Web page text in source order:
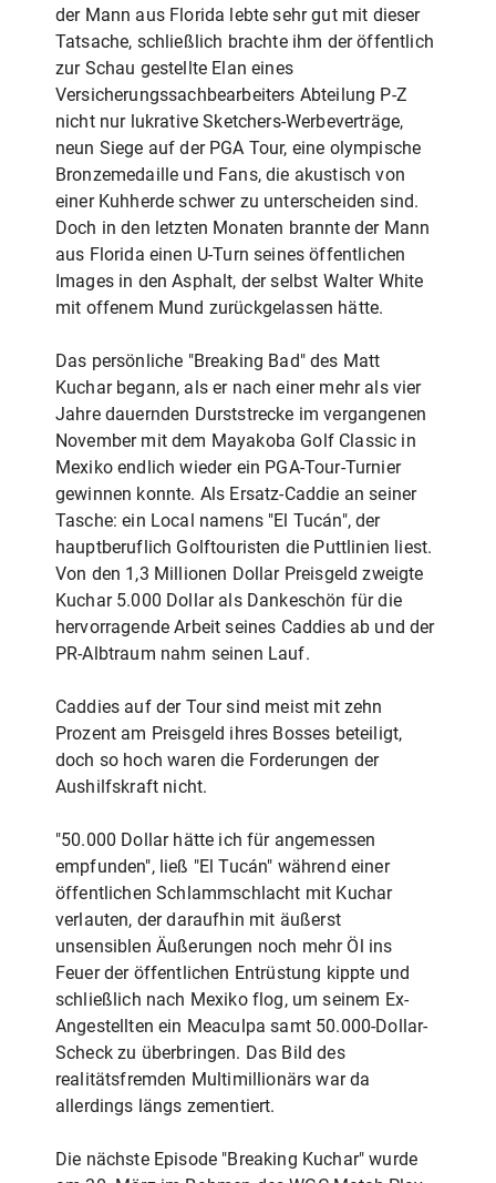
der Mann aus Florida lebte sehr gut mit dieser
Tatsache, schließlich brachte ihm der öffentlich
zur Schau gestellte Elan eines
Versicherungssachbearbeiters Abteilung P-Z
nicht nur lukrative Sketchers-Werbeverträge,
neun Siege auf der PGA Tour, eine olympische
Bronzemedaille und Fans, die akustisch von
einer Kuhherde schwer zu unterscheiden sind.
Doch in den letzten Monaten brannte der Mann
aus Florida einen U-Turn seines öffentlichen
Images in den Asphalt, der selbst Walter White
mit offenem Mund zurückgelassen hätte.
Das persönliche "Breaking Bad" des Matt
Kuchar begann, als er nach einer mehr als vier
Jahre dauernden Durststrecke im vergangenen
November mit dem Mayakoba Golf Classic in
Mexiko endlich wieder ein PGA-Tour-Turnier
gewinnen konnte. Als Ersatz-Caddie an seiner
Tasche: ein Local namens "El Tucán", der
hauptberuflich Golftouristen die Puttlinien liest.
Von den 1,3 Millionen Dollar Preisgeld zweigte
Kuchar 5.000 Dollar als Dankeschön für die
hervorragende Arbeit seines Caddies ab und der
PR-Albtraum nahm seinen Lauf.
Caddies auf der Tour sind meist mit zehn
Prozent am Preisgeld ihres Bosses beteiligt,
doch so hoch waren die Forderungen der
Aushilfskraft nicht.
"50.000 Dollar hätte ich für angemessen
empfunden", ließ "El Tucán" während einer
öffentlichen Schlammschlacht mit Kuchar
verlauten, der daraufhin mit äußerst
unsensiblen Äußerungen noch mehr Öl ins
Feuer der öffentlichen Entrüstung kippte und
schließlich nach Mexiko flog, um seinem Ex-
Angestellten ein Meaculpa samt 50.000-Dollar-
Scheck zu überbringen. Das Bild des
realitätsfremden Multimillionärs war da
allerdings längs zementiert.
Die nächste Episode "Breaking Kuchar" wurde